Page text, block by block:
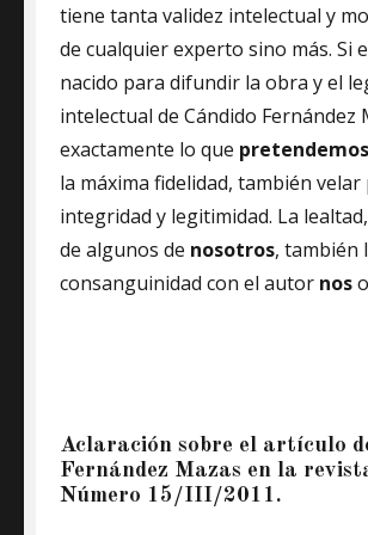
tiene tanta validez intelectual y
de cualquier experto sino más. Si
nacido para difundir la obra y el
intelectual de Cándido Fernández
exactamente lo que pretendemos
la máxima fidelidad, también velar
integridad y legitimidad. La
de algunos de nosotros, también
consanguinidad con el autor nos
Aclaración sobre el artículo
Fernández Mazas en la
Número 15/III/2011.